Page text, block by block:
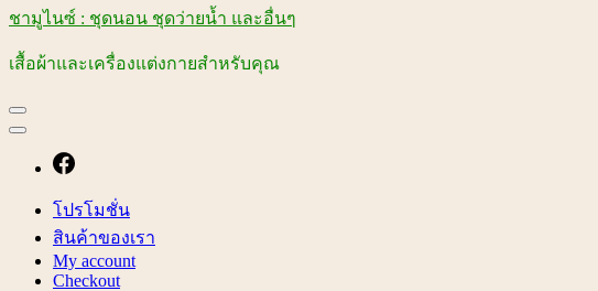
ชามูไนซ์ : ชุดนอน ชุดว่ายน้ำ และอื่นๆ
เสื้อผ้าและเครื่องแต่งกายสำหรับคุณ
โปรโมชั่น
สินค้าของเรา
My account
Checkout